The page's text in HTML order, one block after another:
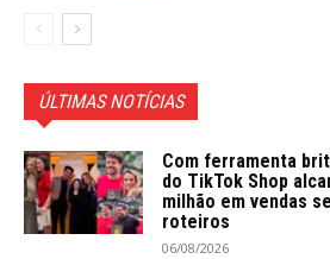
ÚLTIMAS NOTÍCIAS
Com ferramenta
do TikTok Shop
milhão em vendas
roteiros
06/08/2026